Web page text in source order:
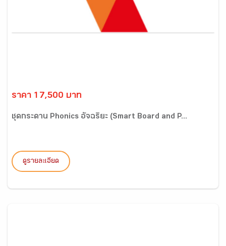
ราคา 17,500 บาท
ชุดกระดาน Phonics อัจฉริยะ (Smart Board and P...
ดูรายละเอียด